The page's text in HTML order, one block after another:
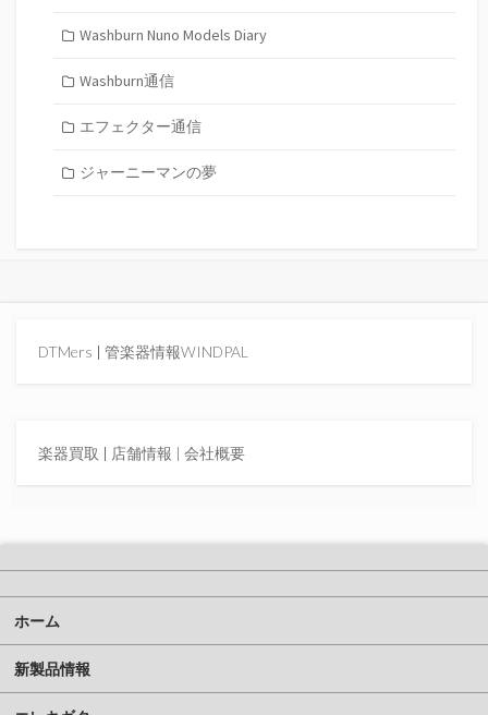
Washburn Nuno Models Diary
Washburn通信
エフェクター通信
ジャーニーマンの夢
DTMers | 管楽器情報WINDPAL
楽器買取 | 店舗情報 | 会社概要
ホーム
新製品情報